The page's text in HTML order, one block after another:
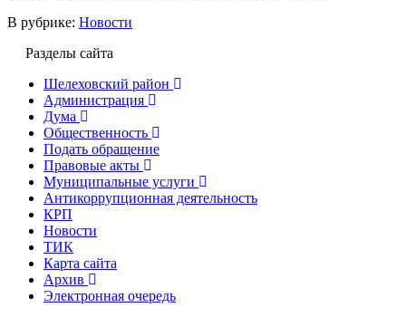
В рубрике: Новости
Разделы сайта
Шелеховский район
Администрация
Дума
Общественность
Подать обращение
Правовые акты
Муниципальные услуги
Антикоррупционная деятельность
КРП
Новости
ТИК
Карта сайта
Архив
Электронная очередь